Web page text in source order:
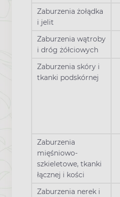
Zaburzenia żołądka
i jelit
Zaburzenia wątroby
i dróg żółciowych
Zaburzenia skóry i
tkanki podskórnej
Zaburzenia
mięśniowo-
szkieletowe, tkanki
łącznej i kości
Zaburzenia nerek i